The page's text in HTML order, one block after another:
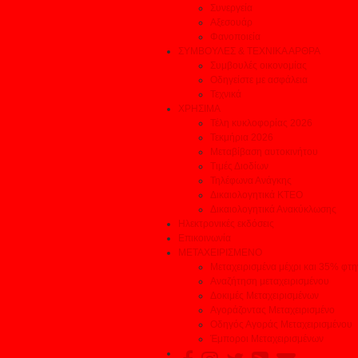
Συνεργεία
Αξεσουάρ
Φανοποιεία
ΣΥΜΒΟΥΛΕΣ & ΤΕΧΝΙΚΑ ΑΡΘΡΑ
Συμβουλές οικονομίας
Οδηγείστε με ασφάλεια
Τεχνικά
ΧΡΗΣΙΜΑ
Τέλη κυκλοφορίας 2026
Τεκμήρια 2026
Μεταβίβαση αυτοκινήτου
Τιμές Διοδίων
Τηλέφωνα Ανάγκης
Δικαιολογητικά ΚΤΕΟ
Δικαιολογητικά Ανακύκλωσης
Ηλεκτρονικές εκδόσεις
Επικοινωνία
ΜΕΤΑΧΕΙΡΙΣΜΕΝΟ
Μεταχειρισμένα μέχρι και 35%
Αναζήτηση μεταχειρισμένου
Δοκιμές Μεταχειρισμένων
Αγοράζοντας Μεταχειρισμένο
Οδηγός Αγοράς Μεταχειρισμένου
Έμποροι Μεταχειρισμένων